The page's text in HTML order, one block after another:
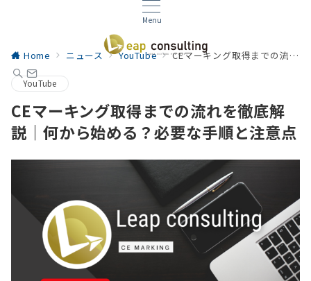
Menu
Home ニュース YouTube CEマーキング取得までの流れを徹底解説｜何から始める？必要な手順と注意点
YouTube
CEマーキング取得までの流れを徹底解
説｜何から始める？必要な手順と注意点